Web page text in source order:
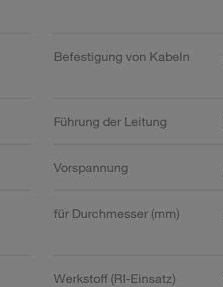
Befestigung von Kabeln
Führung der Leitung
Vorspannung
für Durchmesser (mm)
Werkstoff (RI-Einsatz)